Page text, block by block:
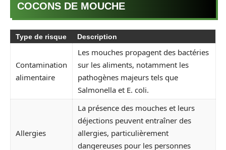
COCONS DE MOUCHE
Type de risque Description
Contamination
alimentaire
Les mouches propagent des bactéries
sur les aliments, notamment les
pathogènes majeurs tels que
Salmonella et E. coli.
Allergies
La présence des mouches et leurs
déjections peuvent entraîner des
allergies, particulièrement
dangereuses pour les personnes